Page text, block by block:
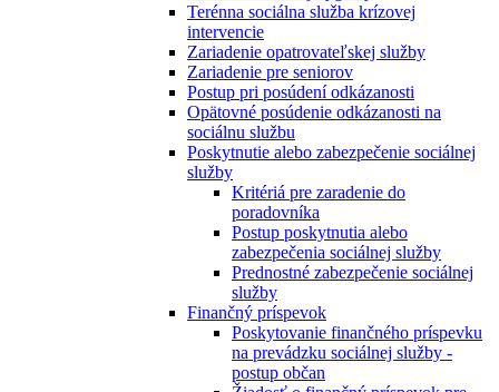
Terénna sociálna služba krízovej
intervencie
Zariadenie opatrovateľskej služby
Zariadenie pre seniorov
Postup pri posúdení odkázanosti
Opätovné posúdenie odkázanosti na
sociálnu službu
Poskytnutie alebo zabezpečenie sociálnej
služby
Kritériá pre zaradenie do
poradovníka
Postup poskytnutia alebo
zabezpečenia sociálnej služby
Prednostné zabezpečenie sociálnej
služby
Finančný príspevok
Poskytovanie finančného príspevku
na prevádzku sociálnej služby -
postup občan